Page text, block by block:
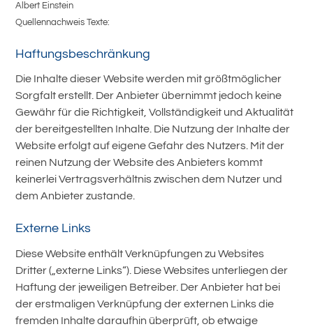
Albert Einstein
Quellennachweis Texte:
Haftungsbeschränkung
Die Inhalte dieser Website werden mit größtmöglicher
Sorgfalt erstellt. Der Anbieter übernimmt jedoch keine
Gewähr für die Richtigkeit, Vollständigkeit und Aktualität
der bereitgestellten Inhalte. Die Nutzung der Inhalte der
Website erfolgt auf eigene Gefahr des Nutzers. Mit der
reinen Nutzung der Website des Anbieters kommt
keinerlei Vertragsverhältnis zwischen dem Nutzer und
dem Anbieter zustande.
Externe Links
Diese Website enthält Verknüpfungen zu Websites
Dritter („externe Links“). Diese Websites unterliegen der
Haftung der jeweiligen Betreiber. Der Anbieter hat bei
der erstmaligen Verknüpfung der externen Links die
fremden Inhalte daraufhin überprüft, ob etwaige